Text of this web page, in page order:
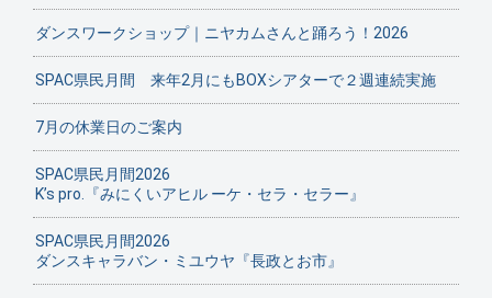
ダンスワークショップ｜ニヤカムさんと踊ろう！2026
SPAC県民月間 来年2月にもBOXシアターで２週連続実施
7月の休業日のご案内
SPAC県民月間2026
K’s pro.『みにくいアヒル ーケ・セラ・セラー』
SPAC県民月間2026
ダンスキャラバン・ミユウヤ『長政とお市』